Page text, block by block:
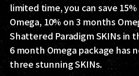
limited time, you can save
Omega, 10% on 3 months
Shattered Paradigm SKINs in
6 month Omega package has
three stunning SKINs.